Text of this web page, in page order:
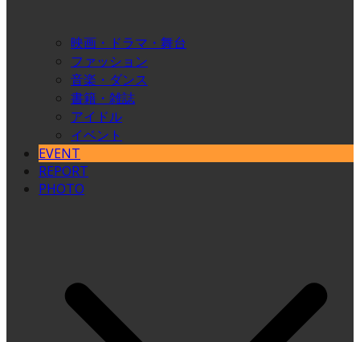
映画・ドラマ・舞台
ファッション
音楽・ダンス
書籍・雑誌
アイドル
イベント
EVENT
REPORT
PHOTO